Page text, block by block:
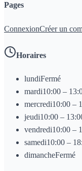
Pages
ConnexionCréer un
Horaires
lundiFermé
mardi10:00 –
mercredi10:00 –
jeudi10:00 –
vendredi10:00 –
samedi10:00 –
dimancheFermé